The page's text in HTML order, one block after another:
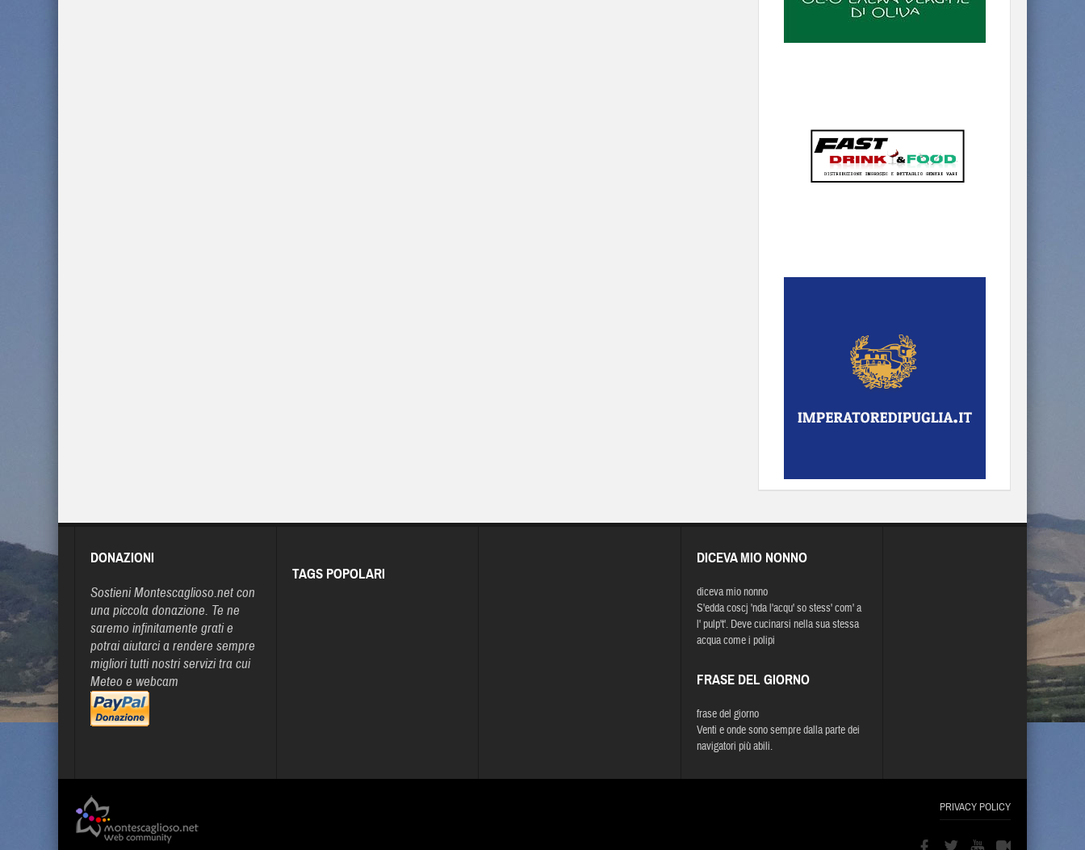
DONAZIONI
Sostieni Montescaglioso.net con
una piccola donazione. Te ne
saremo infinitamente grati e
potrai aiutarci a rendere sempre
migliori tutti nostri servizi tra cui
Meteo e webcam
TAGS POPOLARI
DICEVA MIO NONNO
diceva mio nonno
S'edda coscj 'nda l'acqu' so stess' com' a
l' pulp't'. Deve cucinarsi nella sua stessa
acqua come i polipi
FRASE DEL GIORNO
frase del giorno
Venti e onde sono sempre dalla parte dei
navigatori più abili.
PRIVACY POLICY